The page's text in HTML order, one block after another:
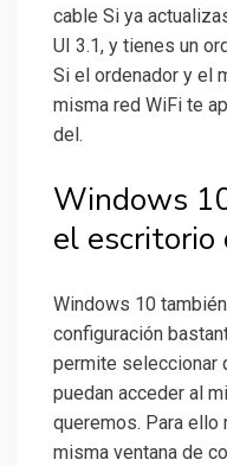
cable Si ya
UI 3.1, y tienes un
Si el ordenador y el
misma red WiFi te
del.
Windows
el escritorio
Windows 10
configuración
permite seleccionar
puedan acceder al
queremos. Para ello
misma ventana de